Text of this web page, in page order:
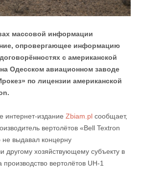
массовой информации
опровергающее информацию
с американской
Одесском авиационном заводе
по лицензии американской
интернет-издание Zbiam.plсообщает,
вертолётов «Bell Textron
не выдавал концерну
другому хозяйствующему субъекту в
вертолётов UH-1